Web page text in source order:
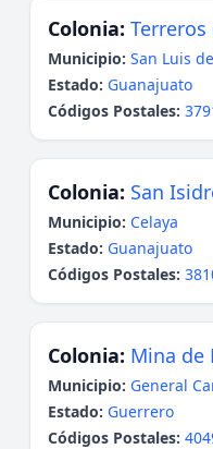
Colonia: Terreros
Municipio: San Luis
Estado: Guanajuato
Códigos Postales:
Colonia: San
Municipio: Celaya
Estado: Guanajuato
Códigos Postales:
Colonia: Mina de
Municipio: General
Estado: Guerrero
Códigos Postales: